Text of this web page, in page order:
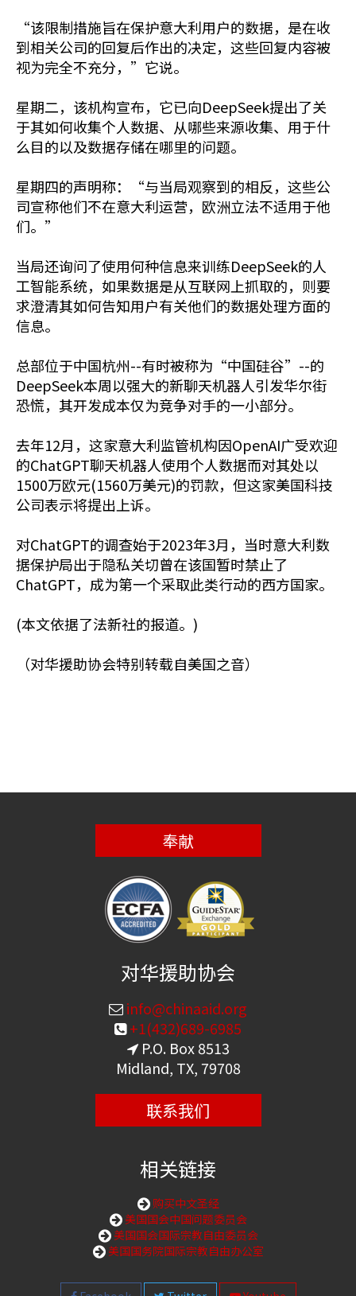
“该限制措施旨在保护意大利用户的数据，是在收
到相关公司的回复后作出的决定，这些回复内容被
视为完全不充分，”它说。
星期二，该机构宣布，它已向DeepSeek提出了关
于其如何收集个人数据、从哪些来源收集、用于什
么目的以及数据存储在哪里的问题。
星期四的声明称：“与当局观察到的相反，这些公
司宣称他们不在意大利运营，欧洲立法不适用于他
们。”
当局还询问了使用何种信息来训练DeepSeek的人
工智能系统，如果数据是从互联网上抓取的，则要
求澄清其如何告知用户有关他们的数据处理方面的
信息。
总部位于中国杭州--有时被称为“中国硅谷”--的
DeepSeek本周以强大的新聊天机器人引发华尔街
恐慌，其开发成本仅为竞争对手的一小部分。
去年12月，这家意大利监管机构因OpenAI广受欢迎
的ChatGPT聊天机器人使用个人数据而对其处以
1500万欧元(1560万美元)的罚款，但这家美国科技
公司表示将提出上诉。
对ChatGPT的调查始于2023年3月，当时意大利数
据保护局出于隐私关切曾在该国暂时禁止了
ChatGPT，成为第一个采取此类行动的西方国家。
(本文依据了法新社的报道。)
（对华援助协会特别转载自美国之音）
奉献
对华援助协会
info@chinaaid.org
+1(432)689-6985
P.O. Box 8513
Midland, TX, 79708
联系我们
相关链接
购买中文圣经
美国国会中国问题委员会
美国国会国际宗教自由委员会
美国国务院国际宗教自由办公室